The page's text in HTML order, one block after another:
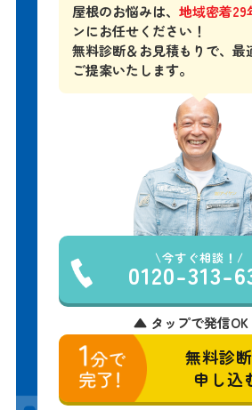
屋根のお悩みは、地域密着29
ンにお任せください！
無料診断＆お見積もりで、最
ご提案いたします。
今すぐ相談！
0120-313-
▲ タップで発信
無料診
申し込